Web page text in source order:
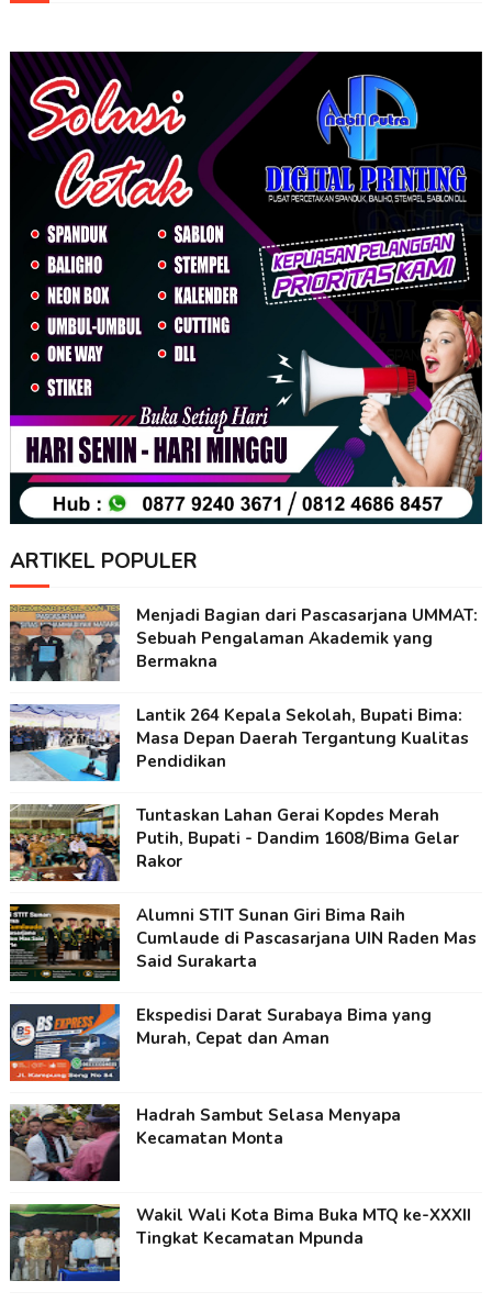
ARTIKEL POPULER
Menjadi Bagian dari Pascasarjana UMMAT:
Sebuah Pengalaman Akademik yang
Bermakna
Lantik 264 Kepala Sekolah, Bupati Bima:
Masa Depan Daerah Tergantung Kualitas
Pendidikan
Tuntaskan Lahan Gerai Kopdes Merah
Putih, Bupati - Dandim 1608/Bima Gelar
Rakor
Alumni STIT Sunan Giri Bima Raih
Cumlaude di Pascasarjana UIN Raden Mas
Said Surakarta
Ekspedisi Darat Surabaya Bima yang
Murah, Cepat dan Aman
Hadrah Sambut Selasa Menyapa
Kecamatan Monta
Wakil Wali Kota Bima Buka MTQ ke-XXXII
Tingkat Kecamatan Mpunda